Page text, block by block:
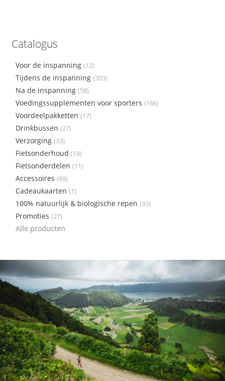
Catalogus
Voor de inspanning (12)
Tijdens de inspanning (303)
Na de inspanning (58)
Voedingssupplementen voor sporters (166)
Voordeelpakketten (17)
Drinkbussen (27)
Verzorging (33)
Fietsonderhoud (18)
Fietsonderdelen (11)
Accessoires (69)
Cadeaukaarten (1)
100% natuurlijk & biologische repen (33)
Promoties (27)
Alle producten